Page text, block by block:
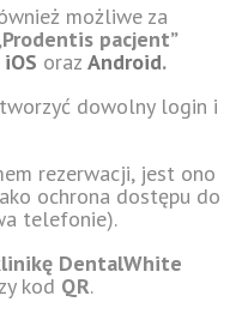
możliwe za
pacjent”
iOS oraz Android.
dowolny login i
rezerwacji, jest ono
ochrona dostępu do
telefonie).
DentalWhite
kod QR.